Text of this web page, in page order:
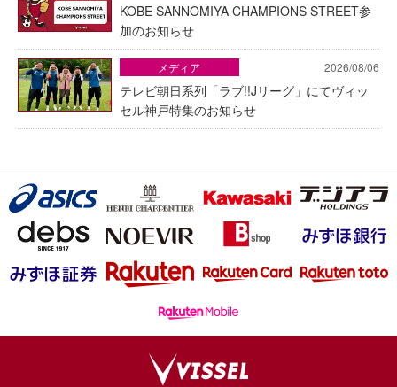
KOBE SANNOMIYA CHAMPIONS STREET参
加のお知らせ
2026/08/06
テレビ朝日系列「ラブ!!Jリーグ」にてヴィッ
セル神戸特集のお知らせ
メディア